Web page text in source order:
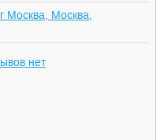
Москва, Москва,
нет